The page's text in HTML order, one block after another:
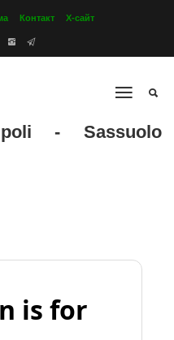
Контакт Х-сайт
- Sassuolo